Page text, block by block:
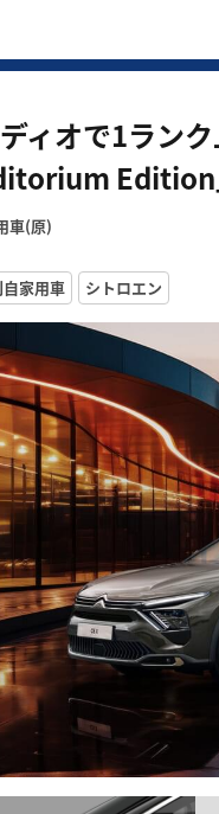
ィオで1ラン
車(原)
自家用車 シトロエン